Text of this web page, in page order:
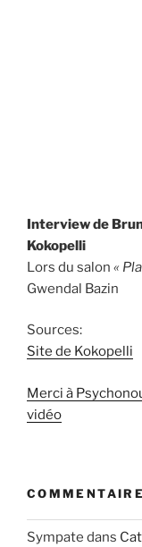
Interview de
Kokopelli
Lors du salon «
Gwendal Bazin
Sources:
Site de Kokopelli
Merci à
vidéo
Sympate dans